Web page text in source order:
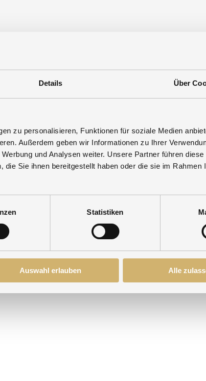
Details Über
zu personalisieren, Funktionen für soziale Medien
Außerdem geben wir Informationen zu Ihrer
und Analysen weiter. Unsere Partner führen diese
Sie ihnen bereitgestellt haben oder die sie im Rahmen
Statistiken
Auswahl erlauben Alle